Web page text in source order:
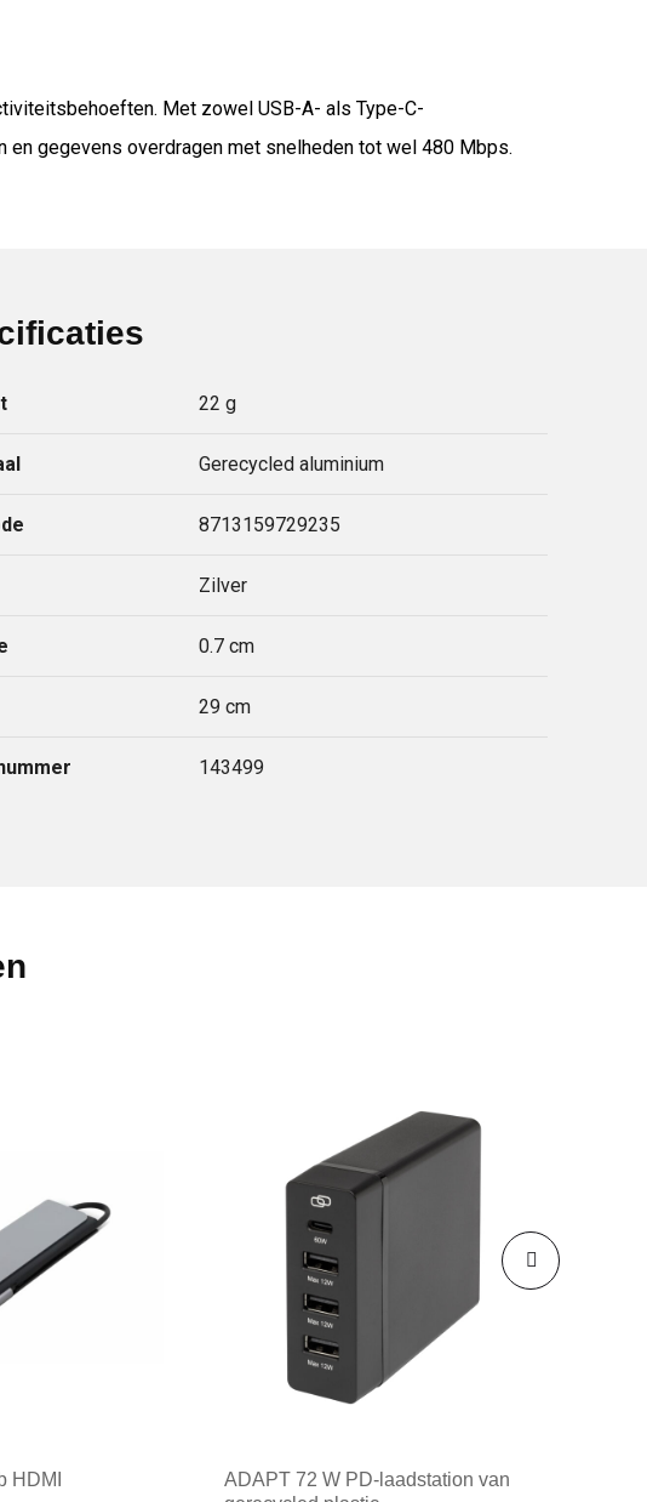
Met zowel USB-A- als Type-C-
en gegevens overdragen met snelheden tot wel 480 Mbps.
22 g
Gerecycled aluminium
8713159729235
Zilver
0.7 cm
29 cm
143499
HDMI
ADAPT 72 W PD-laadstation van